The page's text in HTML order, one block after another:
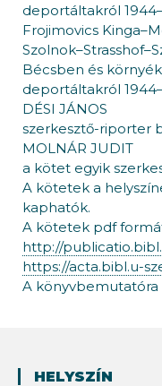
deportáltakról
Frojimovics
Bécsben és
deportáltakról
DÉSI JÁNOS
szerkesztő-riporter
MOLNÁR JUDIT
a kötet egyik
A kötetek a
kaphatók.
A kötetek pdf
http://
https://acta.bibl.u-
A könyvbemutatóra
HELYSZÍN